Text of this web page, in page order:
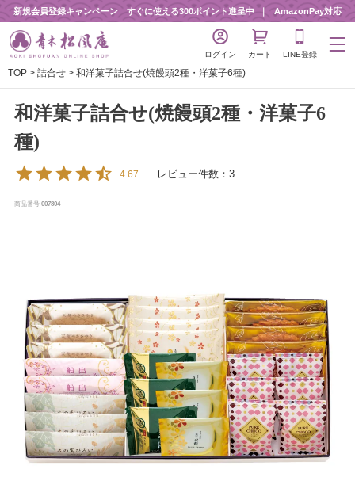
新規会員登録キャンペーン すぐに使える300ポイント進呈中 AmazonPay対応
ログイン カート LINE登録
TOP 詰合せ 和洋菓子詰合せ(焼饅頭2種・洋菓子6種)
和洋菓子詰合せ(焼饅頭2種・洋菓子6
種)
4.67 レビュー件数：3
商品番号 007804